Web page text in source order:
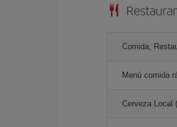
Comida,
Menú comida
Cerveza Local